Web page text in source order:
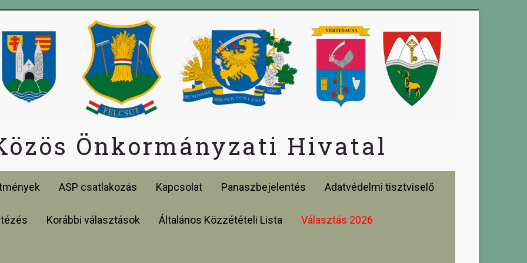
Önkormányzati Hivatal
ASP csatlakozás Kapcsolat Panaszbejelentés Adatvédelmi tisztviselő
Korábbi választások Általános Közzétételi Lista Választás 2026